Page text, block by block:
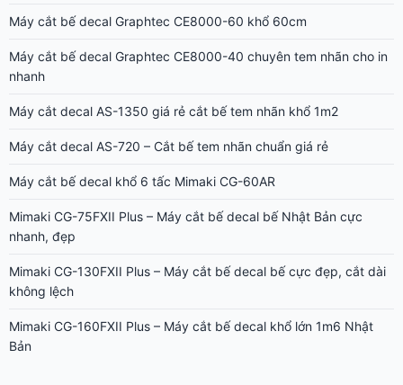
Máy cắt bế decal Graphtec CE8000-60 khổ 60cm
Máy cắt bế decal Graphtec CE8000-40 chuyên tem nhãn cho in
nhanh
Máy cắt decal AS-1350 giá rẻ cắt bế tem nhãn khổ 1m2
Máy cắt decal AS-720 – Cắt bế tem nhãn chuẩn giá rẻ
Máy cắt bế decal khổ 6 tấc Mimaki CG-60AR
Mimaki CG-75FXII Plus – Máy cắt bế decal bế Nhật Bản cực
nhanh, đẹp
Mimaki CG-130FXII Plus – Máy cắt bế decal bế cực đẹp, cắt dài
không lệch
Mimaki CG-160FXII Plus – Máy cắt bế decal khổ lớn 1m6 Nhật
Bản